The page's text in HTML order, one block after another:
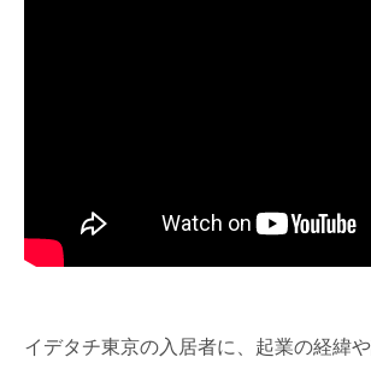
イデタチ東京の入居者に、起業の経緯